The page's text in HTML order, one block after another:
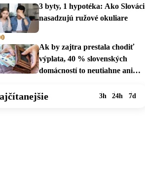
3 byty, 1 hypotéka: Ako Slováci
nasadzujú ružové okuliare
Ak by zajtra prestala chodiť
výplata, 40 % slovenských
domácností to neutiahne ani
3h 24h 7d